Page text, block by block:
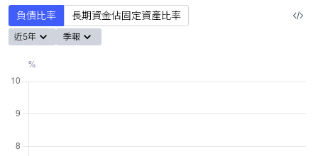
負債比率 長期資金佔固定資產比率
近5年 季報